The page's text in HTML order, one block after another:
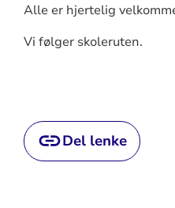
Alle er hjertelig
Vi følger skoleruten.
Del lenke